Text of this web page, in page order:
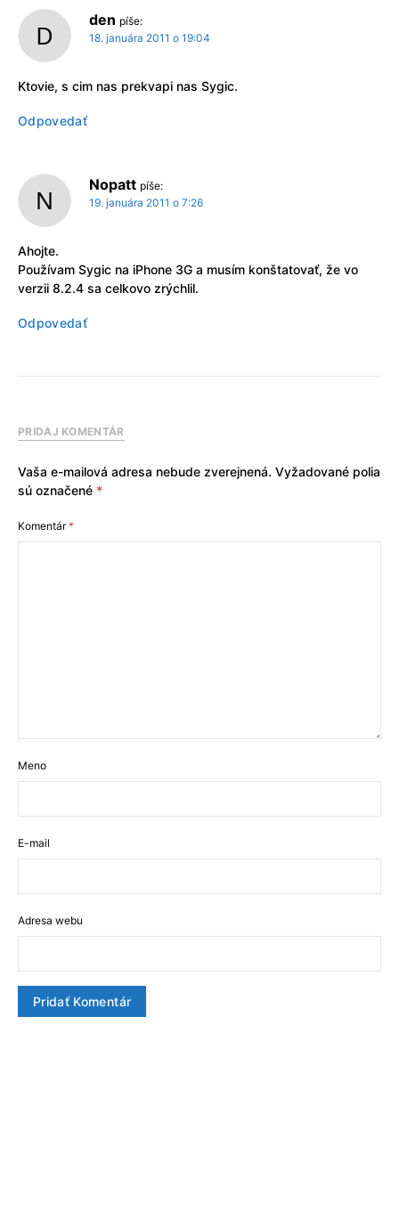
den píše:
18. januára 2011 o 19:04
Ktovie, s cim nas prekvapi nas Sygic.
Odpovedať
Nopatt píše:
19. januára 2011 o 7:26
Ahojte.
Používam Sygic na iPhone 3G a musím konštatovať, že vo
verzii 8.2.4 sa celkovo zrýchlil.
Odpovedať
PRIDAJ KOMENTÁR
Vaša e-mailová adresa nebude zverejnená. Vyžadované polia
sú označené *
Komentár*
Meno
E-mail
Adresa webu